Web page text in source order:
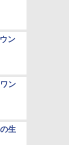
ン
ン
生